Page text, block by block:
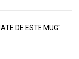
DE ESTE MUG"